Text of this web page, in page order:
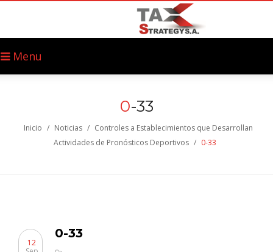
Menu
0-33
Inicio / Noticias / Controles a Establecimientos que Desarrollan
Actividades de Pronósticos Deportivos / 0-33
0-33
12